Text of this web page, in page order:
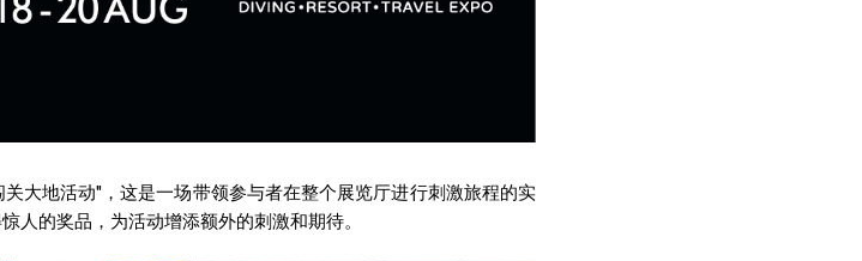
大地活动"，这是一场带领参与者在整个展览厅进行刺激旅程的实
人的奖品，为活动增添额外的刺激和期待。